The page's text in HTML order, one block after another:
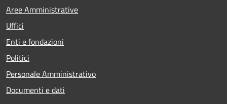
Aree Amministrative
Uffici
Enti e fondazioni
Politici
Personale Amministrativo
Documenti e dati